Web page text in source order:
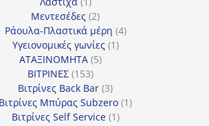
προϊόν
Μεντεσέδες 22
προϊόντα
Ράουλα-Πλαστικά μέρη 44
Υγειονομικές γωνίες 11
ΑΤΑΞΙΝΟΜΗΤΑ 55
ΒΙΤΡΙΝΕΣ 153153
προϊόντα
Βιτρίνες Back Bar 33
προϊόντα
Βιτρίνες Mπύρας Subzero 11
Βιτρίνες Self Service 11